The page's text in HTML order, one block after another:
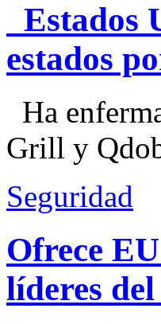
Estados
estados
Ha
Grill y
Seguridad
Ofrece
líderes